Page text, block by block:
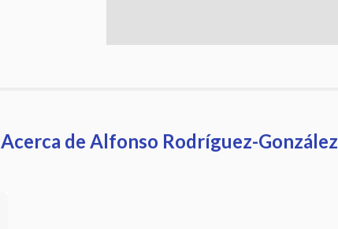
Acerca de Alfonso Rodríguez-González